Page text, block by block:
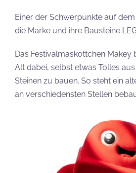
Einer der Schwerpunkte auf
die Marke und ihre Bausteine
Das Festivalmaskottchen Makey
Alt dabei, selbst etwas Tolles
Steinen zu bauen. So steht ein
an verschiedensten Stellen